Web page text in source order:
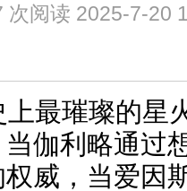
次阅读 2025-7-20
上最璀璨的星
伽利略通过
威，当爱因